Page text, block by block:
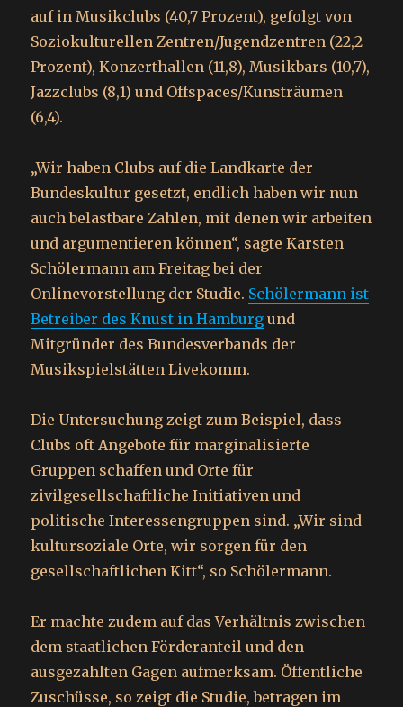
auf in Musikclubs (40,7 Prozent), gefolgt von
Soziokulturellen Zentren/Jugendzentren (22,2
Prozent), Konzerthallen (11,8), Musikbars (10,7),
Jazzclubs (8,1) und Offspaces/Kunsträumen
(6,4).
„Wir haben Clubs auf die Landkarte der
Bundeskultur gesetzt, endlich haben wir nun
auch belastbare Zahlen, mit denen wir arbeiten
und argumentieren können“, sagte Karsten
Schölermann am Freitag bei der
Onlinevorstellung der Studie. Schölermann ist
Betreiber des Knust in Hamburg und
Mitgründer des Bundesverbands der
Musikspielstätten Livekomm.
Die Untersuchung zeigt zum Beispiel, dass
Clubs oft Angebote für marginalisierte
Gruppen schaffen und Orte für
zivilgesellschaftliche Initiativen und
politische Interessengruppen sind. „Wir sind
kultursoziale Orte, wir sorgen für den
gesellschaftlichen Kitt“, so Schölermann.
Er machte zudem auf das Verhältnis zwischen
dem staatlichen Förderanteil und den
ausgezahlten Gagen aufmerksam. Öffentliche
Zuschüsse, so zeigt die Studie, betragen im